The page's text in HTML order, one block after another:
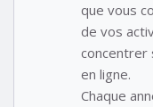
que vous
de vos
concentrer
en ligne.
Chaque